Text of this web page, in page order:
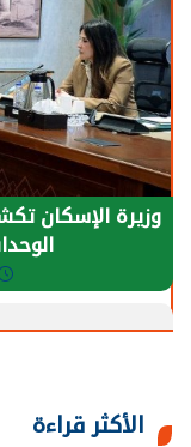
وزيرة الإسكان
الأكثر قراءة